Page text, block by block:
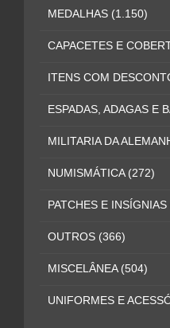
MEDALHAS (1.150)
CAPACETES E
ITENS COM
ESPADAS, ADAGAS E
MILITARIA DA
NUMISMÁTICA (272)
PATCHES E INSÍGNIAS
OUTROS (366)
MISCELÂNEA (504)
UNIFORMES E